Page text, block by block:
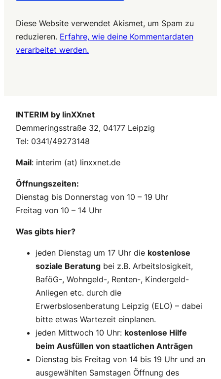
Diese Website verwendet Akismet, um Spam zu
reduzieren. Erfahre, wie deine Kommentardaten
verarbeitet werden.
INTERIM by linXXnet
Demmeringsstraße 32, 04177 Leipzig
Tel: 0341/49273148
Mail: interim (at) linxxnet.de
Öffnungszeiten:
Dienstag bis Donnerstag von 10 – 19 Uhr
Freitag von 10 – 14 Uhr
Was gibts hier?
jeden Dienstag um 17 Uhr die kostenlose
soziale Beratung bei z.B. Arbeitslosigkeit,
BaföG-, Wohngeld-, Renten-, Kindergeld-
Anliegen etc. durch die
Erwerbslosenberatung Leipzig (ELO) – dabei
bitte etwas Wartezeit einplanen.
jeden Mittwoch 10 Uhr: kostenlose Hilfe
beim Ausfüllen von staatlichen Anträgen
Dienstag bis Freitag von 14 bis 19 Uhr und an
ausgewählten Samstagen Öffnung des